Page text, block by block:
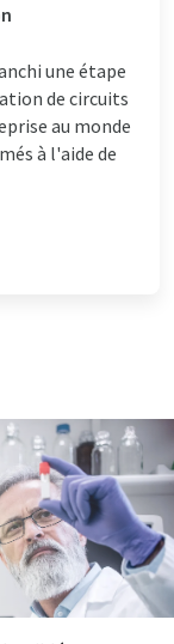
une étape
de circuits
au monde
à l'aide de